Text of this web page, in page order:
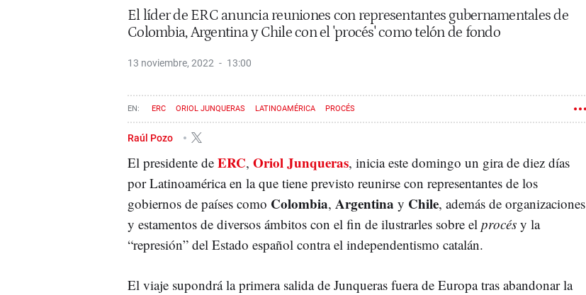
El líder de ERC anuncia reuniones con representantes gubernamentales de
Colombia, Argentina y Chile con el 'procés' como telón de fondo
13 noviembre, 2022 13:00
ERC ORIOL JUNQUERAS LATINOAMÉRICA PROCÉS
Raúl Pozo
El presidente de ERC, Oriol Junqueras, inicia este domingo un gira de diez días
por Latinoamérica en la que tiene previsto reunirse con representantes de los
gobiernos de países como Colombia, Argentina y Chile, además de organizaciones
y estamentos de diversos ámbitos con el fin de ilustrarles sobre el procés y la
“represión” del Estado español contra el independentismo catalán.
El viaje supondrá la primera salida de Junqueras fuera de Europa tras abandonar la